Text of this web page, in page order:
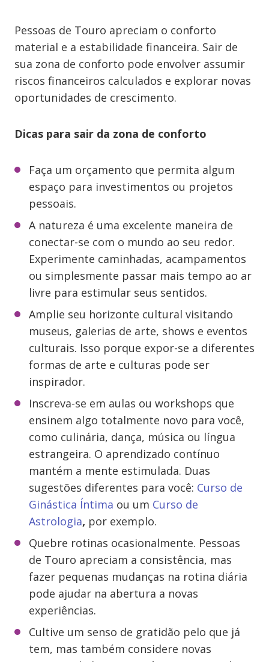
Pessoas de Touro apreciam o conforto
material e a estabilidade financeira. Sair de
sua zona de conforto pode envolver assumir
riscos financeiros calculados e explorar novas
oportunidades de crescimento.
Dicas para sair da zona de conforto
Faça um orçamento que permita algum
espaço para investimentos ou projetos
pessoais.
A natureza é uma excelente maneira de
conectar-se com o mundo ao seu redor.
Experimente caminhadas, acampamentos
ou simplesmente passar mais tempo ao ar
livre para estimular seus sentidos.
Amplie seu horizonte cultural visitando
museus, galerias de arte, shows e eventos
culturais. Isso porque expor-se a diferentes
formas de arte e culturas pode ser
inspirador.
Inscreva-se em aulas ou workshops que
ensinem algo totalmente novo para você,
como culinária, dança, música ou língua
estrangeira. O aprendizado contínuo
mantém a mente estimulada. Duas
sugestões diferentes para você: Curso de
Ginástica Íntima ou um Curso de
Astrologia, por exemplo.
Quebre rotinas ocasionalmente. Pessoas
de Touro apreciam a consistência, mas
fazer pequenas mudanças na rotina diária
pode ajudar na abertura a novas
experiências.
Cultive um senso de gratidão pelo que já
tem, mas também considere novas